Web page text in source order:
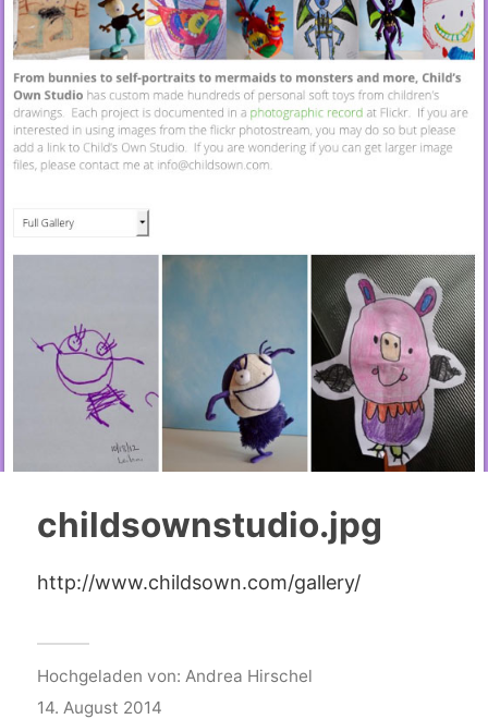
childsownstudio.jpg
http://www.childsown.com/gallery/
Hochgeladen von: Andrea Hirschel
14. August 2014